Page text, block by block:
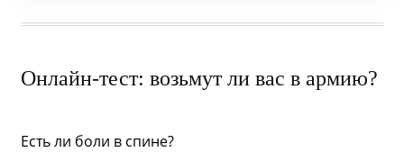
Онлайн-тест: возьмут ли вас в армию?
Есть ли боли в спине?